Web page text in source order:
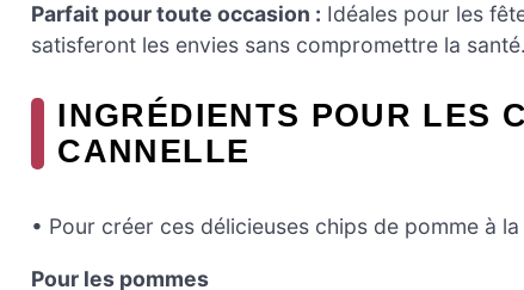
Parfait pour toute occasion : Idéales pour les
satisferont les envies sans compromettre la santé.
INGRÉDIENTS POUR LES
CANNELLE
• Pour créer ces délicieuses chips de pomme à
Pour les pommes